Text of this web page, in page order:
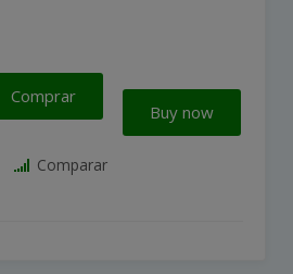
Comprar
Buy now
Comparar